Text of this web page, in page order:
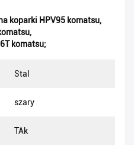
koparki HPV95 komatsu,
,
komatsu;
Stal
szary
TAk